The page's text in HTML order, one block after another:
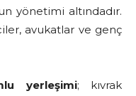
yönetimi altındadır.
avukatlar ve genç
yerleşimi; kıvrak